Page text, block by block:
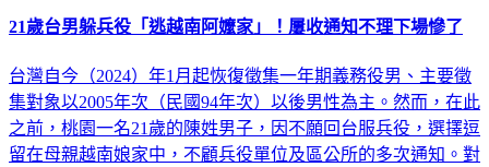
21歲台男躲兵役「逃越南阿嬤家」！屢收通知不理下場慘了
台灣自今（2024）年1月起恢復徵集一年期義務役男、主要徵
集對象以2005年次（民國94年次）以後男性為主。然而，在此
之前，桃園一名21歲的陳姓男子，因不願回台服兵役，選擇逗
留在母親越南娘家中，不顧兵役單位及區公所的多次通知。對